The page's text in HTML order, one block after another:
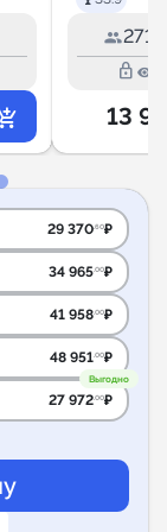
271K
lock_outline
13
29 370.60₽
34 965.00₽
41 958.00₽
48 951.00₽
Выгодно
27 972.00₽